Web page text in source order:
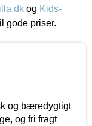
og Kids-
gode priser.
og bæredygtigt
og fri fragt